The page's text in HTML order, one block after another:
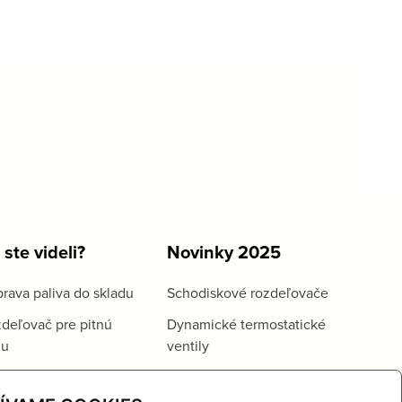
videli?
paliva do skladu
pre pitnú
Novinky 2025
Schodiskové rozdeľovače
Dynamické termostatické
ventily